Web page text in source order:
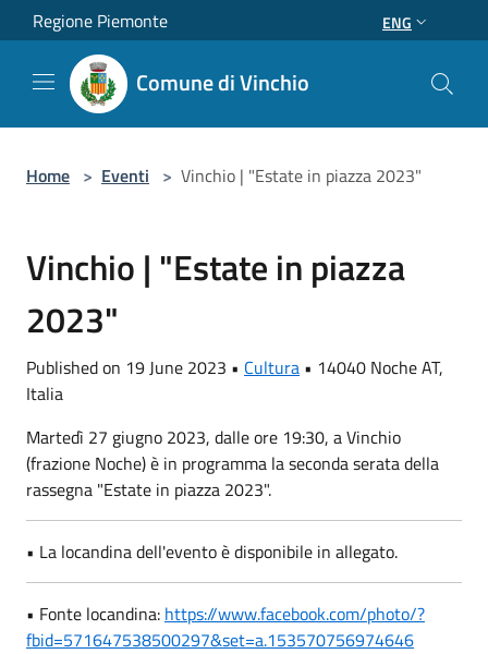
Salta al contenuto principale
Regione Piemonte ENG
Comune di Vinchio
Home > Eventi > Vinchio | "Estate in piazza 2023"
Vinchio | "Estate in piazza
2023"
Published on 19 June 2023 • Cultura • 14040 Noche AT,
Italia
Martedì 27 giugno 2023, dalle ore 19:30, a Vinchio
(frazione Noche) è in programma la seconda serata della
rassegna "Estate in piazza 2023".
• La locandina dell'evento è disponibile in allegato.
• Fonte locandina: https://www.facebook.com/photo/?
fbid=571647538500297&set=a.153570756974646